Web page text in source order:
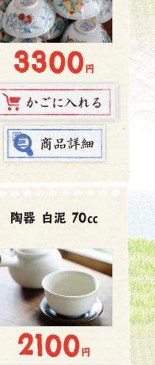
3300円
陶器 白泥 70㏄
2100円